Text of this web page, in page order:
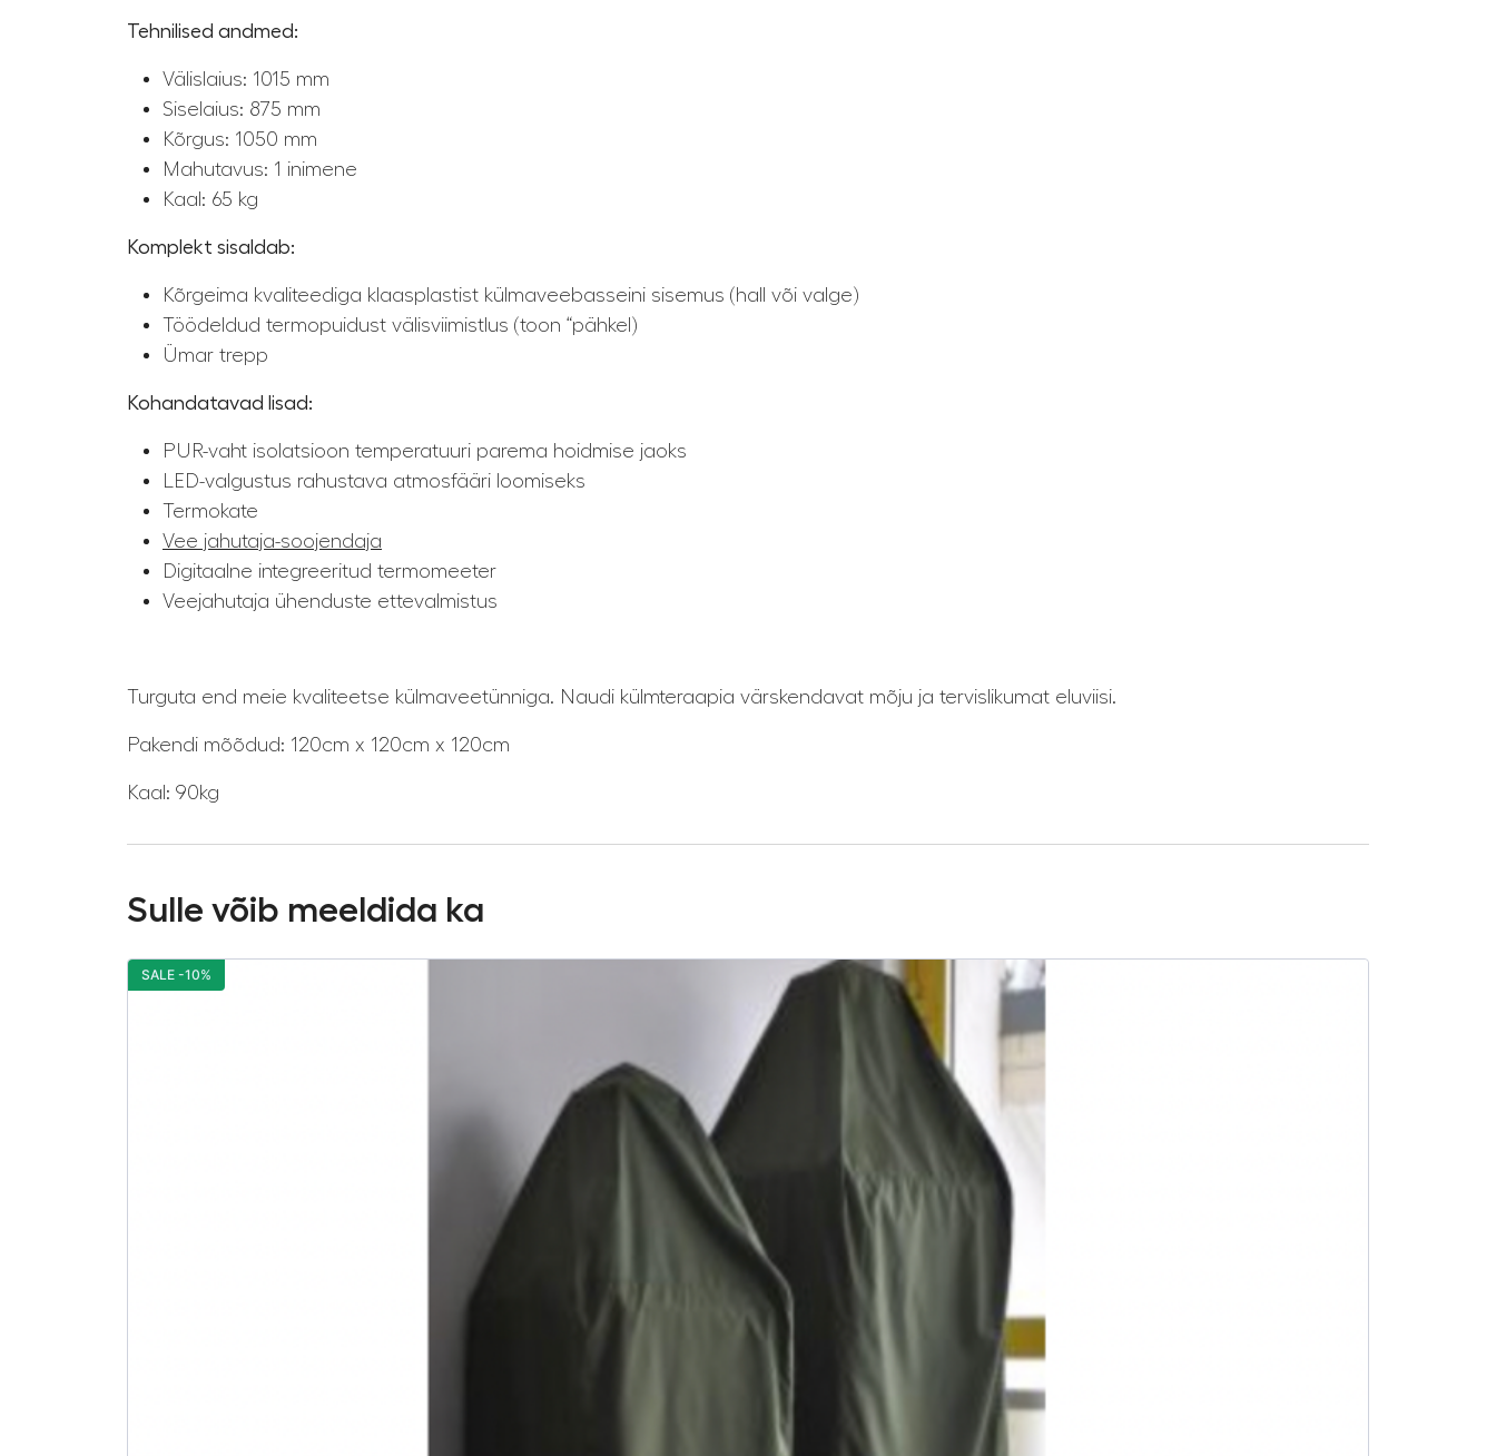
Tehnilised andmed:
Välislaius: 1015 mm
Siselaius: 875 mm
Kõrgus: 1050 mm
Mahutavus: 1 inimene
Kaal: 65 kg
Komplekt sisaldab:
Kõrgeima kvaliteediga klaasplastist külmaveebasseini sisemus (hall või valge)
Töödeldud termopuidust välisviimistlus (toon “pähkel)
Ümar trepp
Kohandatavad lisad:
PUR-vaht isolatsioon temperatuuri parema hoidmise jaoks
LED-valgustus rahustava atmosfääri loomiseks
Termokate
Vee jahutaja-soojendaja
Digitaalne integreeritud termomeeter
Veejahutaja ühenduste ettevalmistus
Turguta end meie kvaliteetse külmaveetünniga. Naudi külmteraapia värskendavat mõju ja tervislikumat eluviisi.
Pakendi mõõdud: 120cm x 120cm x 120cm
Kaal: 90kg
Sulle võib meeldida ka
SALE -10%